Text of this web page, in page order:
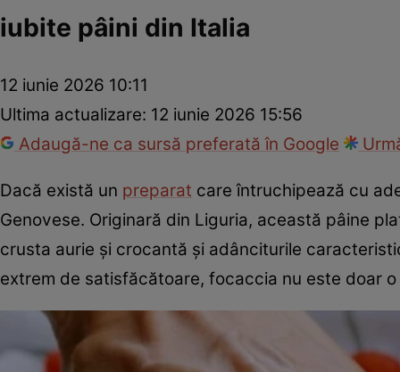
iubite pâini din Italia
12 iunie 2026 10:11
Ultima actualizare: 12 iunie 2026 15:56
Adaugă-ne ca sursă preferată în Google
Dacă există un preparat care întruchipează cu
Genovese. Originară din Liguria, această pâine
crusta aurie și crocantă și adânciturile
extrem de satisfăcătoare, focaccia nu este doar